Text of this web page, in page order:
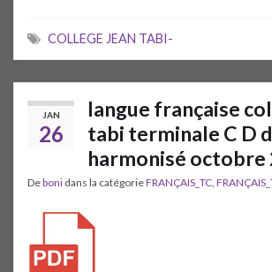
COLLEGE JEAN TABI-
JAN
26
langue française
tabi terminale C D
harmonisé octobre
Deboni dans la catégorieFRANÇAIS_TC,